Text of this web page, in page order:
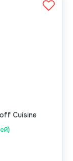
Cuisine